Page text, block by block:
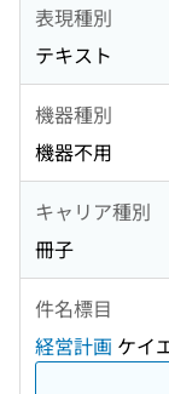
表現種別
テキスト
機器種別
機器不用
キャリア種別
冊子
件名標目
経営計画 ケイ